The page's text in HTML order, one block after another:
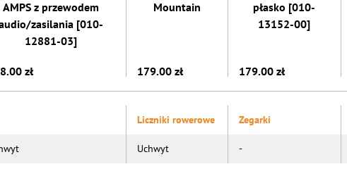
AMPS z przewodem
zasilania [010-
12881-03]
Mountain
płasko [010-
13152-00]
zł 179.00 zł 179.00 zł
Liczniki rowerowe Zegarki
Uchwyt -